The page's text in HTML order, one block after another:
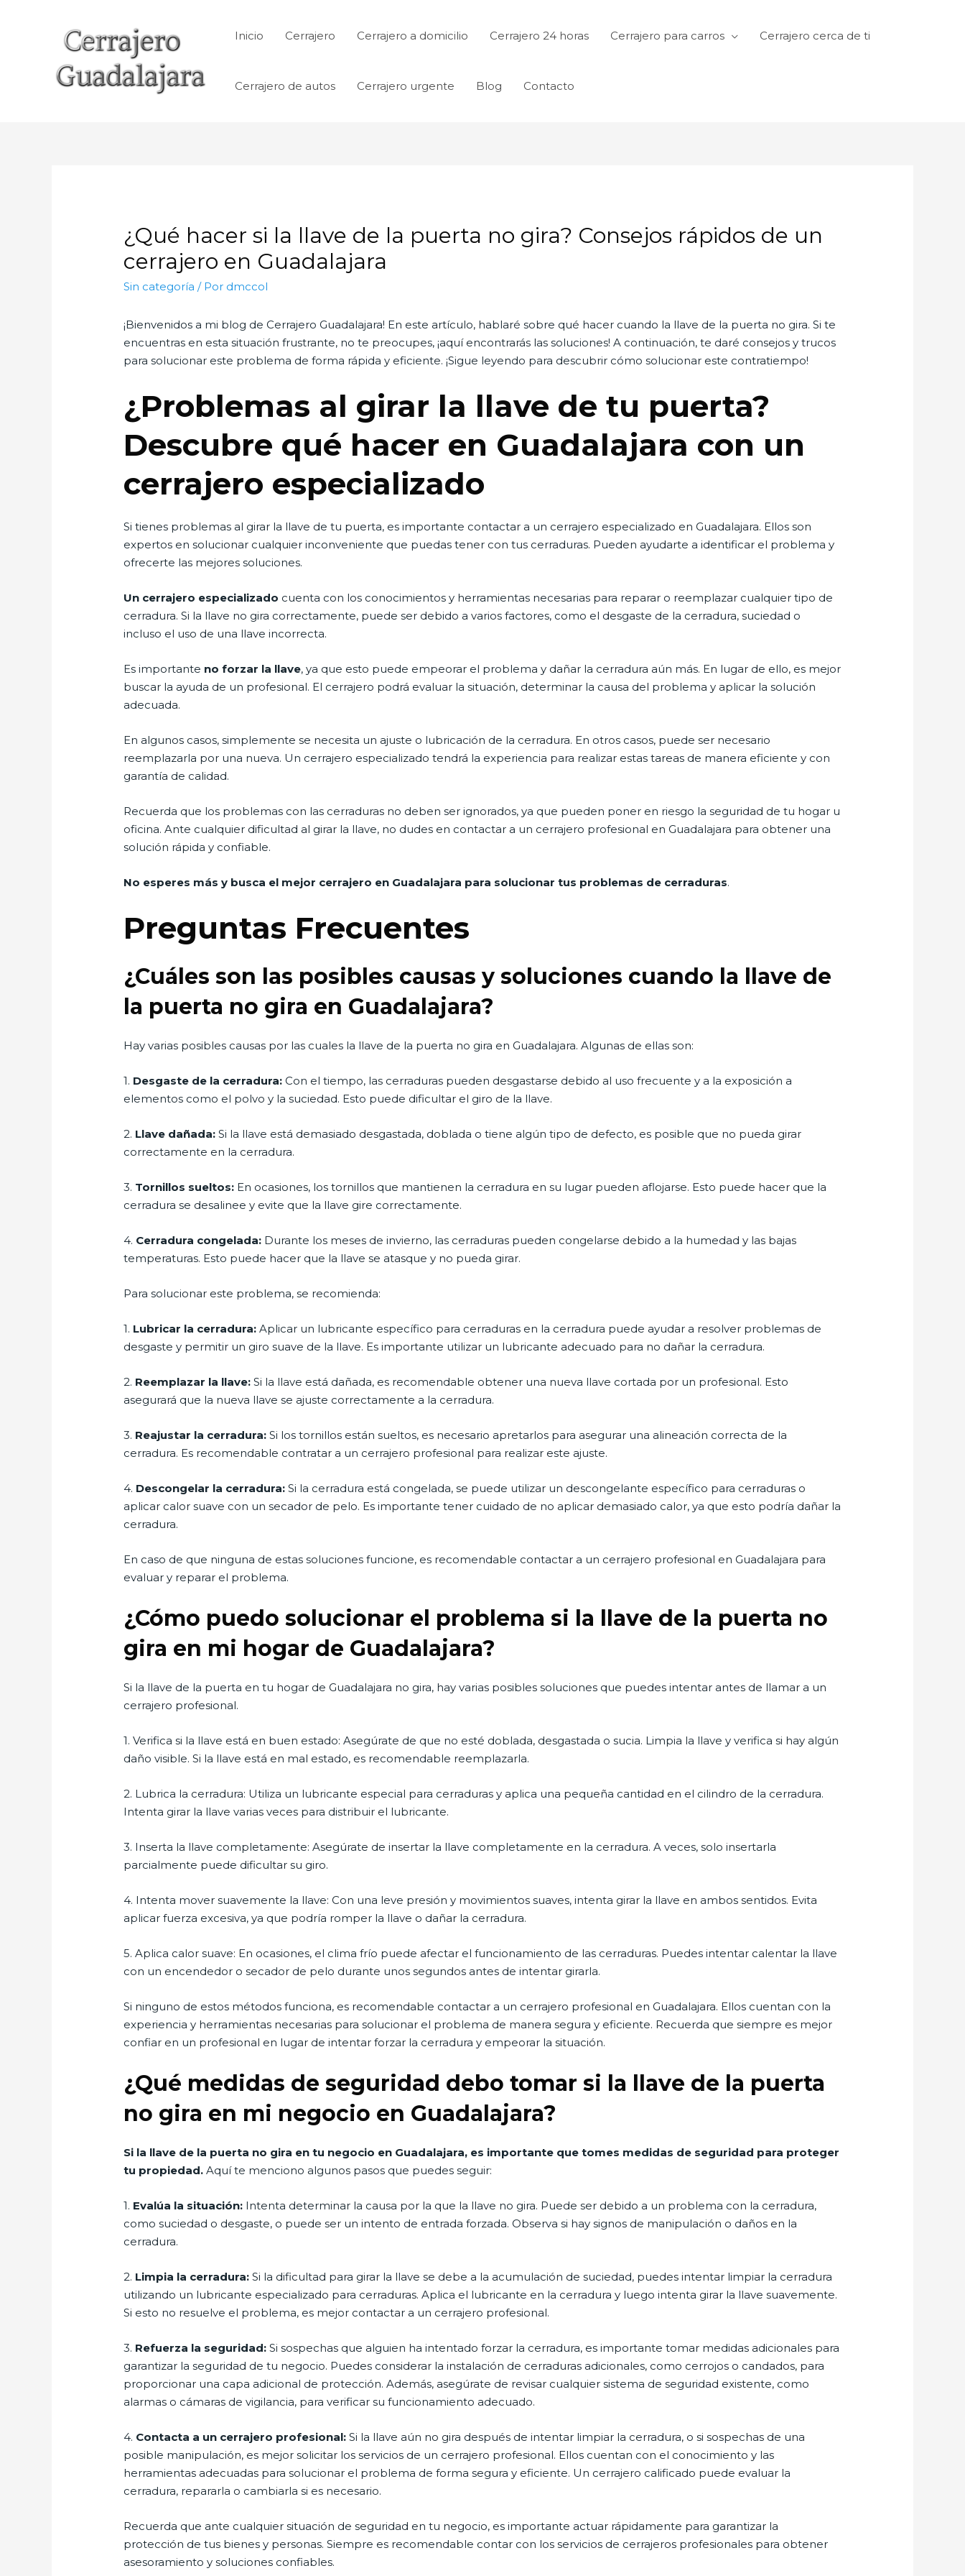
Inicio Cerrajero Cerrajero a domicilio Cerrajero 24 horas Cerrajero para carros Cerrajero cerca de ti
Cerrajero de autos Cerrajero urgente Blog Contacto
¿Qué hacer si la llave de la puerta no gira? Consejos rápidos de un
cerrajero en Guadalajara
Sin categoría / Por dmccol
¡Bienvenidos a mi blog de Cerrajero Guadalajara! En este artículo, hablaré sobre qué hacer cuando la llave de la puerta no gira. Si te
encuentras en esta situación frustrante, no te preocupes, ¡aquí encontrarás las soluciones! A continuación, te daré consejos y trucos
para solucionar este problema de forma rápida y eficiente. ¡Sigue leyendo para descubrir cómo solucionar este contratiempo!
¿Problemas al girar la llave de tu puerta?
Descubre qué hacer en Guadalajara con un
cerrajero especializado
Si tienes problemas al girar la llave de tu puerta, es importante contactar a un cerrajero especializado en Guadalajara. Ellos son
expertos en solucionar cualquier inconveniente que puedas tener con tus cerraduras. Pueden ayudarte a identificar el problema y
ofrecerte las mejores soluciones.
Un cerrajero especializado cuenta con los conocimientos y herramientas necesarias para reparar o reemplazar cualquier tipo de
cerradura. Si la llave no gira correctamente, puede ser debido a varios factores, como el desgaste de la cerradura, suciedad o
incluso el uso de una llave incorrecta.
Es importante no forzar la llave, ya que esto puede empeorar el problema y dañar la cerradura aún más. En lugar de ello, es mejor
buscar la ayuda de un profesional. El cerrajero podrá evaluar la situación, determinar la causa del problema y aplicar la solución
adecuada.
En algunos casos, simplemente se necesita un ajuste o lubricación de la cerradura. En otros casos, puede ser necesario
reemplazarla por una nueva. Un cerrajero especializado tendrá la experiencia para realizar estas tareas de manera eficiente y con
garantía de calidad.
Recuerda que los problemas con las cerraduras no deben ser ignorados, ya que pueden poner en riesgo la seguridad de tu hogar u
oficina. Ante cualquier dificultad al girar la llave, no dudes en contactar a un cerrajero profesional en Guadalajara para obtener una
solución rápida y confiable.
No esperes más y busca el mejor cerrajero en Guadalajara para solucionar tus problemas de cerraduras.
Preguntas Frecuentes
¿Cuáles son las posibles causas y soluciones cuando la llave de
la puerta no gira en Guadalajara?
Hay varias posibles causas por las cuales la llave de la puerta no gira en Guadalajara. Algunas de ellas son:
1. Desgaste de la cerradura: Con el tiempo, las cerraduras pueden desgastarse debido al uso frecuente y a la exposición a
elementos como el polvo y la suciedad. Esto puede dificultar el giro de la llave.
2. Llave dañada: Si la llave está demasiado desgastada, doblada o tiene algún tipo de defecto, es posible que no pueda girar
correctamente en la cerradura.
3. Tornillos sueltos: En ocasiones, los tornillos que mantienen la cerradura en su lugar pueden aflojarse. Esto puede hacer que la
cerradura se desalinee y evite que la llave gire correctamente.
4. Cerradura congelada: Durante los meses de invierno, las cerraduras pueden congelarse debido a la humedad y las bajas
temperaturas. Esto puede hacer que la llave se atasque y no pueda girar.
Para solucionar este problema, se recomienda:
1. Lubricar la cerradura: Aplicar un lubricante específico para cerraduras en la cerradura puede ayudar a resolver problemas de
desgaste y permitir un giro suave de la llave. Es importante utilizar un lubricante adecuado para no dañar la cerradura.
2. Reemplazar la llave: Si la llave está dañada, es recomendable obtener una nueva llave cortada por un profesional. Esto
asegurará que la nueva llave se ajuste correctamente a la cerradura.
3. Reajustar la cerradura: Si los tornillos están sueltos, es necesario apretarlos para asegurar una alineación correcta de la
cerradura. Es recomendable contratar a un cerrajero profesional para realizar este ajuste.
4. Descongelar la cerradura: Si la cerradura está congelada, se puede utilizar un descongelante específico para cerraduras o
aplicar calor suave con un secador de pelo. Es importante tener cuidado de no aplicar demasiado calor, ya que esto podría dañar la
cerradura.
En caso de que ninguna de estas soluciones funcione, es recomendable contactar a un cerrajero profesional en Guadalajara para
evaluar y reparar el problema.
¿Cómo puedo solucionar el problema si la llave de la puerta no
gira en mi hogar de Guadalajara?
Si la llave de la puerta en tu hogar de Guadalajara no gira, hay varias posibles soluciones que puedes intentar antes de llamar a un
cerrajero profesional.
1. Verifica si la llave está en buen estado: Asegúrate de que no esté doblada, desgastada o sucia. Limpia la llave y verifica si hay algún
daño visible. Si la llave está en mal estado, es recomendable reemplazarla.
2. Lubrica la cerradura: Utiliza un lubricante especial para cerraduras y aplica una pequeña cantidad en el cilindro de la cerradura.
Intenta girar la llave varias veces para distribuir el lubricante.
3. Inserta la llave completamente: Asegúrate de insertar la llave completamente en la cerradura. A veces, solo insertarla
parcialmente puede dificultar su giro.
4. Intenta mover suavemente la llave: Con una leve presión y movimientos suaves, intenta girar la llave en ambos sentidos. Evita
aplicar fuerza excesiva, ya que podría romper la llave o dañar la cerradura.
5. Aplica calor suave: En ocasiones, el clima frío puede afectar el funcionamiento de las cerraduras. Puedes intentar calentar la llave
con un encendedor o secador de pelo durante unos segundos antes de intentar girarla.
Si ninguno de estos métodos funciona, es recomendable contactar a un cerrajero profesional en Guadalajara. Ellos cuentan con la
experiencia y herramientas necesarias para solucionar el problema de manera segura y eficiente. Recuerda que siempre es mejor
confiar en un profesional en lugar de intentar forzar la cerradura y empeorar la situación.
¿Qué medidas de seguridad debo tomar si la llave de la puerta
no gira en mi negocio en Guadalajara?
Si la llave de la puerta no gira en tu negocio en Guadalajara, es importante que tomes medidas de seguridad para proteger
tu propiedad. Aquí te menciono algunos pasos que puedes seguir:
1. Evalúa la situación: Intenta determinar la causa por la que la llave no gira. Puede ser debido a un problema con la cerradura,
como suciedad o desgaste, o puede ser un intento de entrada forzada. Observa si hay signos de manipulación o daños en la
cerradura.
2. Limpia la cerradura: Si la dificultad para girar la llave se debe a la acumulación de suciedad, puedes intentar limpiar la cerradura
utilizando un lubricante especializado para cerraduras. Aplica el lubricante en la cerradura y luego intenta girar la llave suavemente.
Si esto no resuelve el problema, es mejor contactar a un cerrajero profesional.
3. Refuerza la seguridad: Si sospechas que alguien ha intentado forzar la cerradura, es importante tomar medidas adicionales para
garantizar la seguridad de tu negocio. Puedes considerar la instalación de cerraduras adicionales, como cerrojos o candados, para
proporcionar una capa adicional de protección. Además, asegúrate de revisar cualquier sistema de seguridad existente, como
alarmas o cámaras de vigilancia, para verificar su funcionamiento adecuado.
4. Contacta a un cerrajero profesional: Si la llave aún no gira después de intentar limpiar la cerradura, o si sospechas de una
posible manipulación, es mejor solicitar los servicios de un cerrajero profesional. Ellos cuentan con el conocimiento y las
herramientas adecuadas para solucionar el problema de forma segura y eficiente. Un cerrajero calificado puede evaluar la
cerradura, repararla o cambiarla si es necesario.
Recuerda que ante cualquier situación de seguridad en tu negocio, es importante actuar rápidamente para garantizar la
protección de tus bienes y personas. Siempre es recomendable contar con los servicios de cerrajeros profesionales para obtener
asesoramiento y soluciones confiables.